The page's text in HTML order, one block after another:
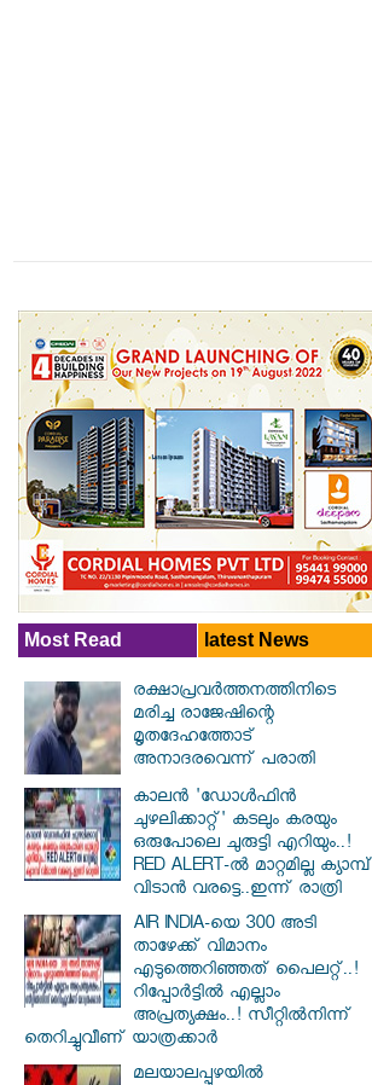
Most Read latest News
രക്ഷാപ്രവര്‍ത്തനത്തിനിടെ
മരിച്ച രാജേഷിന്റെ
മൃതദേഹത്തോട്
അനാദരവെന്ന് പരാതി
കാലൻ 'ഡോൾഫിൻ
ചുഴലിക്കാറ്റ്' കടലും കരയും
ഒരുപോലെ ചുരുട്ടി എറിയും..!
RED ALERT-ൽ മാറ്റമില്ല ക്യാമ്പ്
വിടാൻ വരട്ടെ..ഇന്ന് രാത്രി
AIR INDIA-യെ 300 അടി
താഴേക്ക് വിമാനം
എടുത്തെറിഞ്ഞത് പൈലറ്റ്..!
റിപ്പോർട്ടിൽ എല്ലാം
അപ്രത്യക്ഷം..! സീറ്റിൽനിന്ന്
തെറിച്ചുവീണ് യാത്രക്കാർ
മലയാലപ്പുഴയിൽ